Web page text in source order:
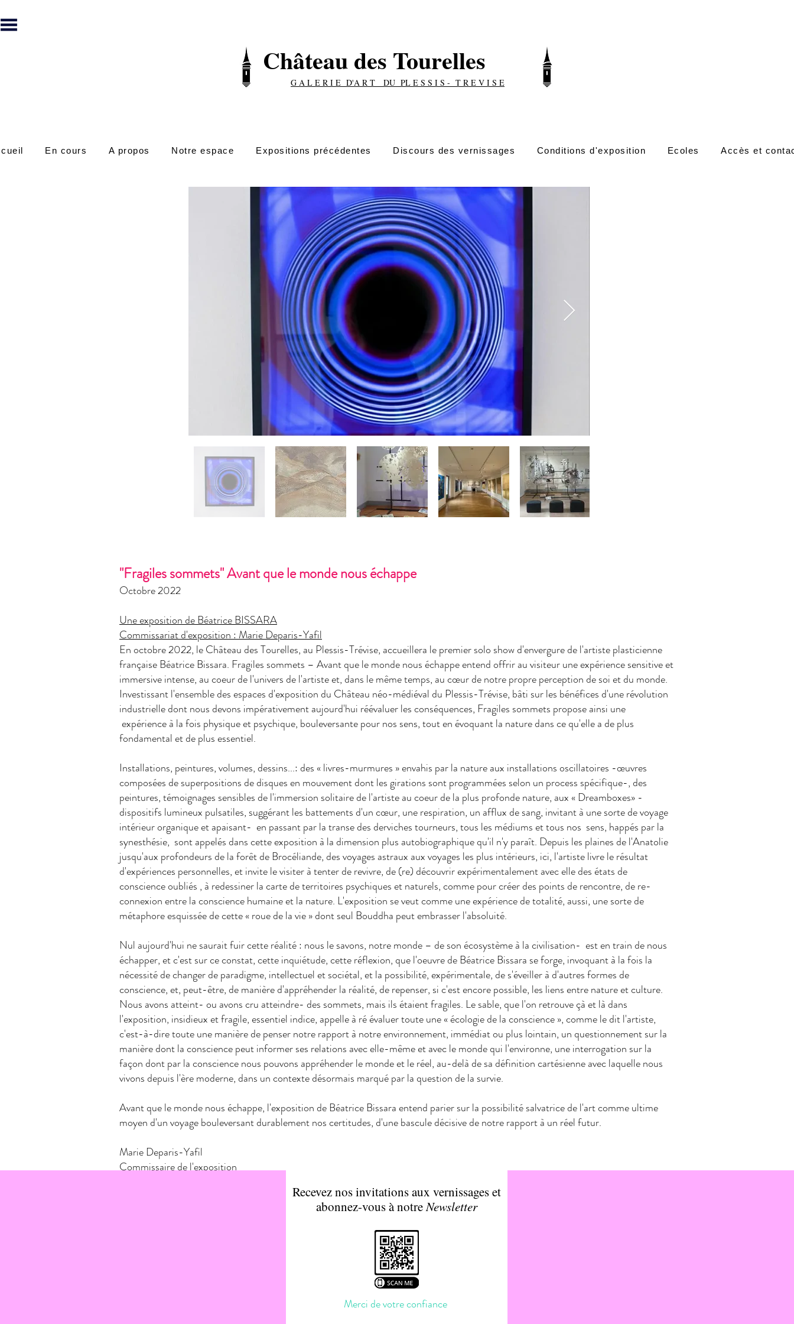
Château des Tourelles
G A L E R I E D'A R T DU PL E S S I S - T R E V I S E
En cours A propos Notre espace Expositions précédentes Discours des vernissages Conditions d'exposition Ecoles Accès et
"Fragiles sommets" Avant que le monde nous échappe
Octobre 2022
Une exposition deBéatrice BISSARA
Commissariat d'exposition : Marie Deparis-Yafil
En octobre 2022, le Château des Tourelles, au Plessis-Trévise, accueillera le premier solo show d'envergure de l'artiste plasticienne
française Béatrice Bissara. Fragiles sommets – Avant que le monde nous échappe entend offrir au visiteur une expérience sensitive et
immersive intense, au coeur de l'univers de l'artiste et, dans le même temps, au cœur de notre propre perception de soi et du monde.
Investissant l'ensemble des espaces d'exposition du Château néo-médiéval du Plessis-Trévise, bâti sur les bénéfices d'une révolution
industrielle dont nous devons impérativement aujourd'hui réévaluer les conséquences, Fragiles sommets propose ainsi une
expérience à la fois physique et psychique, bouleversante pour nos sens, tout en évoquant la nature dans ce qu'elle a de plus
fondamental et de plus essentiel.
Installations, peintures, volumes, dessins...: des « livres-murmures » envahis par la nature aux installations oscillatoires -œuvres
composées de superpositions de disques en mouvement dont les girations sont programmées selon un process spécifique-, des
peintures, témoignages sensibles de l'immersion solitaire de l'artiste au coeur de la plus profonde nature, aux « Dreamboxes» -
dispositifs lumineux pulsatiles, suggérant les battements d'un cœur, une respiration, un afflux de sang, invitant à une sorte de voyage
intérieur organique et apaisant- en passant par la transe des derviches tourneurs, tous les médiums et tous nos sens, happés par la
synesthésie, sont appelés dans cette exposition à la dimension plus autobiographique qu'il n'y paraît. Depuis les plaines de l'Anatolie
jusqu'aux profondeurs de la forêt de Brocéliande, des voyages astraux aux voyages les plus intérieurs, ici, l'artiste livre le résultat
d'expériences personnelles, et invite le visiter à tenter de revivre, de (re) découvrir expérimentalement avec elle des états de
conscience oubliés , à redessiner la carte de territoires psychiques et naturels, comme pour créer des points de rencontre, de re-
connexion entre la conscience humaine et la nature. L'exposition se veut comme une expérience de totalité, aussi, une sorte de
métaphore esquissée de cette « roue de la vie » dont seul Bouddha peut embrasser l'absoluité.
Nul aujourd'hui ne saurait fuir cette réalité : nous le savons, notre monde – de son écosystème à la civilisation- est en train de nous
échapper, et c'est sur ce constat, cette inquiétude, cette réflexion, que l'oeuvre de Béatrice Bissara se forge, invoquant à la fois la
nécessité de changer de paradigme, intellectuel et sociétal, et la possibilité, expérimentale, de s'éveiller à d'autres formes de
conscience, et, peut-être, de manière d'appréhender la réalité, de repenser, si c'est encore possible, les liens entre nature et culture.
Nous avons atteint- ou avons cru atteindre- des sommets, mais ils étaient fragiles. Le sable, que l'on retrouve çà et là dans
l'exposition, insidieux et fragile, essentiel indice, appelle à ré évaluer toute une « écologie de la conscience », comme le dit l'artiste,
c'est-à-dire toute une manière de penser notre rapport à notre environnement, immédiat ou plus lointain, un questionnement sur la
manière dont la conscience peut informer ses relations avec elle-même et avec le monde qui l'environne, une interrogation sur la
façon dont par la conscience nous pouvons appréhender le monde et le réel, au-delà de sa définition cartésienne avec laquelle nous
vivons depuis l'ère moderne, dans un contexte désormais marqué par la question de la survie.
Avant que le monde nous échappe, l'exposition de Béatrice Bissara entend parier sur la possibilité salvatrice de l'art comme ultime
moyen d'un voyage bouleversant durablement nos certitudes, d'une bascule décisive de notre rapport à un réel futur.
Marie Deparis-Yafil
Commissaire de l'exposition
Recevez nos invitations aux vernissages et
abonnez-vous à notreNewsletter
Merci de votre confiance